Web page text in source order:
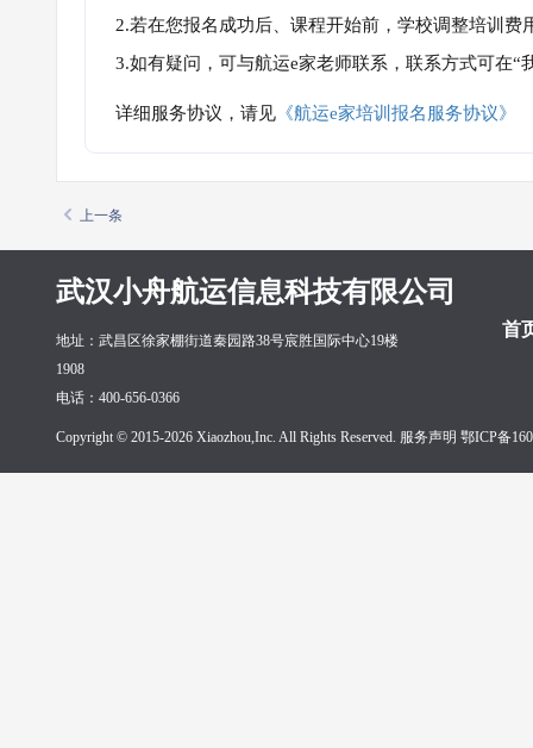
2.若在您报名成功后、课程开始前，学校调整培训
3.如有疑问，可与航运e家老师联系，联系方式可在
详细服务协议，请见 《航运e家培训报名服务协议》
上一条
武汉小舟航运信息科技有限公司
首
地址：武昌区徐家棚街道秦园路38号宸胜国际中心19楼
1908
电话：400-656-0366
Copyright © 2015-2026 Xiaozhou,Inc. All Rights Reserved. 服务声明 鄂ICP备